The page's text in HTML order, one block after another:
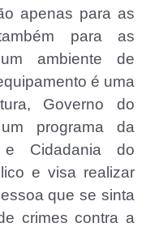
apenas para as
para as
ambiente de
é uma
Governo do
programa da
Cidadania do
e visa realizar
que se sinta
crimes contra a